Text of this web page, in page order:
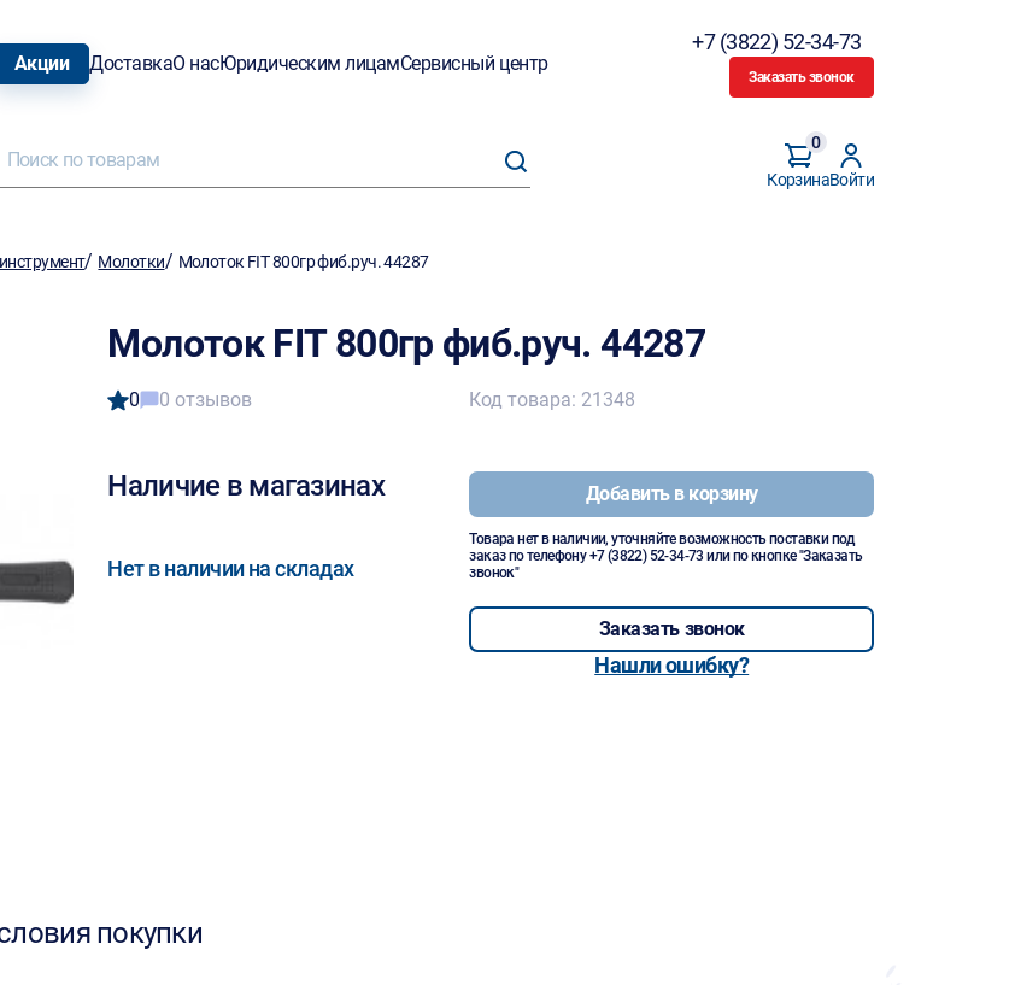
Акции ДоставкаО насЮридическим лицамСервисный центр
+7 (3822) 52-34-73
Заказать звонок
Корзина
0
Войти
/ Молотки/ Молоток FIT 800гр фиб.руч. 44287
Молоток FIT 800гр фиб.руч. 44287
0 0 отзывов
Наличие в магазинах
Нет в наличии на складах
Код товара: 21348
Добавить в корзину
Товара нет в наличии, уточняйте возможность поставки под
заказ по телефону+7 (3822) 52-34-73 или по кнопке "Заказать
звонок"
Заказать звонок
Нашли ошибку?
покупки